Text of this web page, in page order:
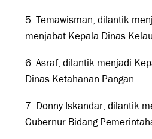
5. Temawisman, dilantik
menjabat Kepala Dinas
6. Asraf, dilantik menjadi
Dinas Ketahanan Pangan.
7. Donny Iskandar, dilantik
Gubernur Bidang